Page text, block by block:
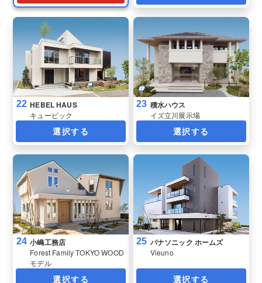
22 HEBEL HAUS
キュービック
選択する
23 積水ハウス
イズ立川展示場
選択する
24 小嶋工務店
Forest Family TOKYO WOOD
モデル
選択する
25 パナソニック ホームズ
Vieuno
選択する